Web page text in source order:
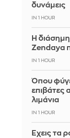
δυνάμεις
IN 1 HOUR
Η
Zendaya
IN 1 HOUR
Όπου
επιβάτες
λιμάνια
IN 1 HOUR
Έχεις τα